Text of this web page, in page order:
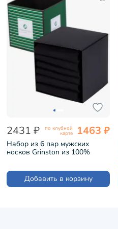
2431 ₽ по клубной
карте 1463 ₽
Набор из 6 пар мужских
носков Grinston из 100%
Добавить в корзину